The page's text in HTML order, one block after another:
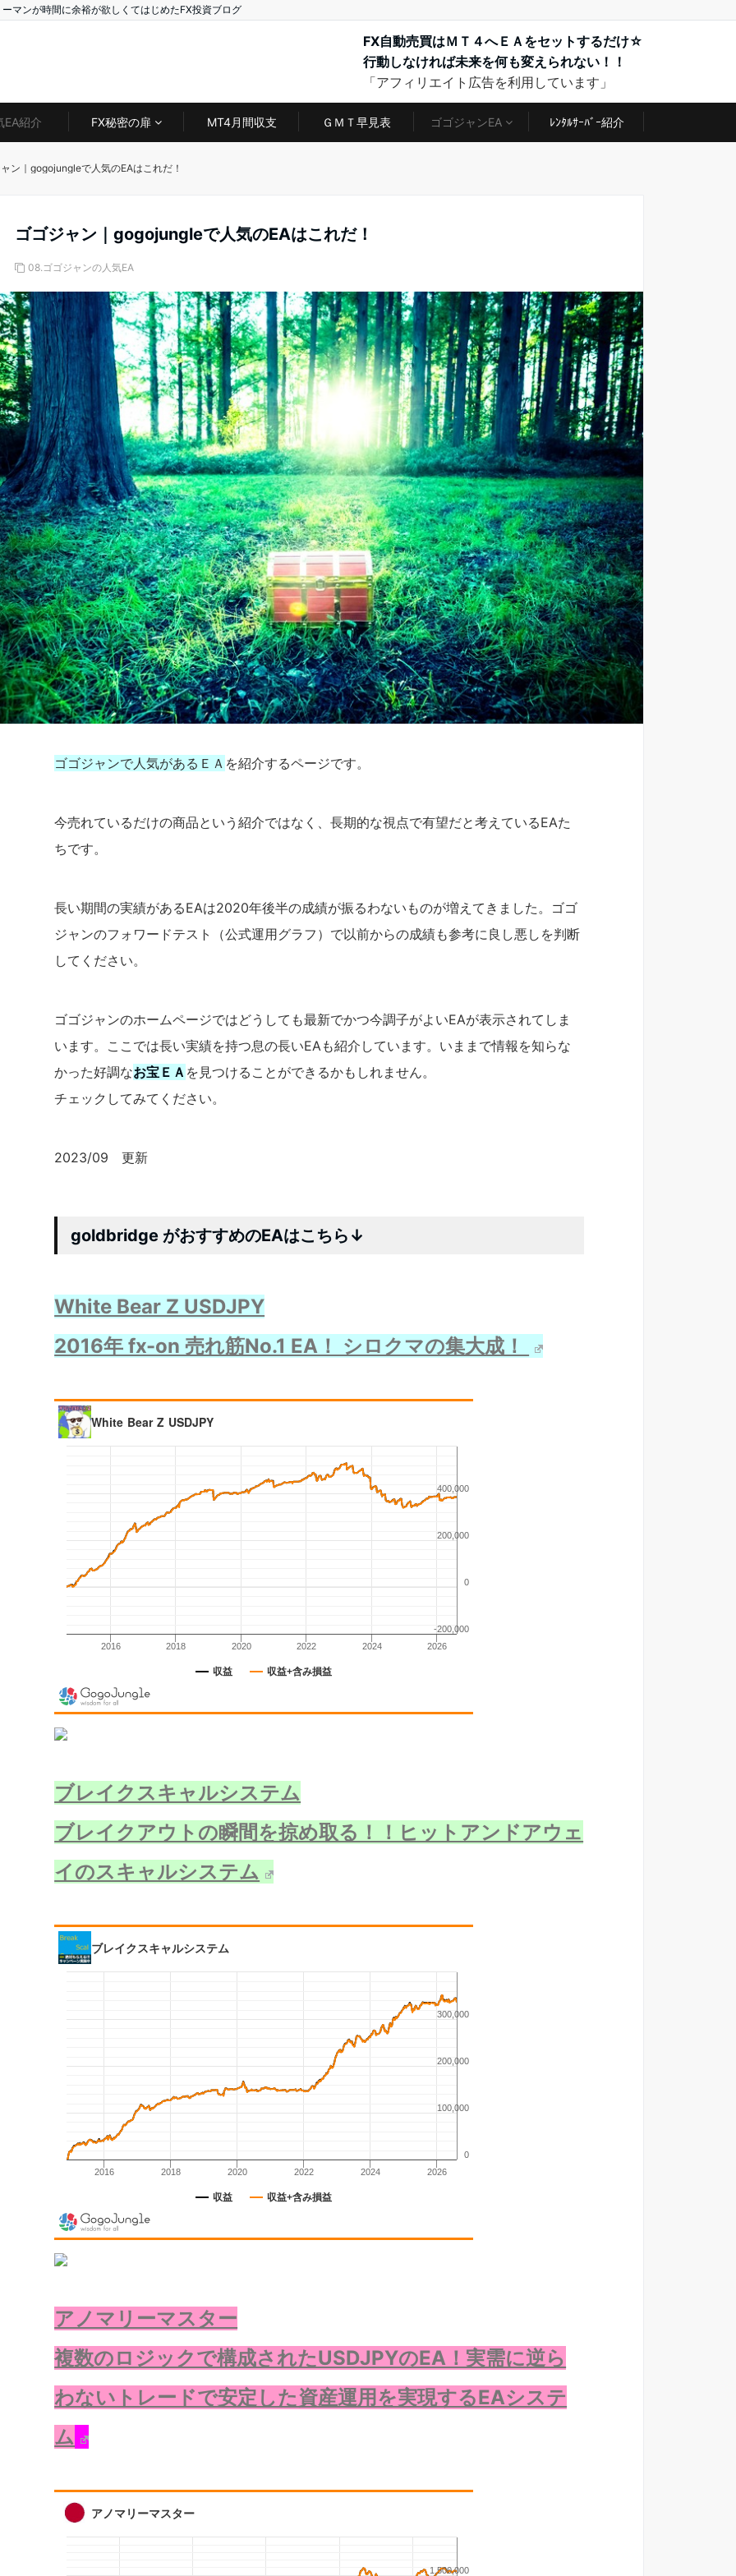
マンが時間に余裕が欲しくてはじめたFX投資ブログ
FX自動売買はＭＴ４へＥＡをセットするだけ☆
行動しなければ未来を何も変えられない！！
「アフィリエイト広告を利用しています」
EA紹介 FX秘密の扉 MT4月間収支 ＧＭＴ早見表 ゴゴジャンEA ﾚﾝﾀﾙｻｰﾊﾞｰ紹介
ン｜gogojungleで人気のEAはこれだ！
ゴゴジャン｜gogojungleで人気のEAはこれだ！
08.ゴゴジャンの人気EA
ゴゴジャンで人気があるＥＡ を紹介するページです。
今売れているだけの商品という紹介ではなく、長期的な視点で有望だと考えているEAた
ちです。
長い期間の実績があるEAは2020年後半の成績が振るわないものが増えてきました。ゴゴ
ジャンのフォワードテスト（公式運用グラフ）で以前からの成績も参考に良し悪しを判断
してください。
ゴゴジャンのホームページではどうしても最新でかつ今調子がよいEAが表示されてしま
います。ここでは長い実績を持つ息の長いEAも紹介しています。いままで情報を知らな
かった好調なお宝ＥＡ を見つけることができるかもしれません。
チェックしてみてください。
2023/09 更新
goldbridge がおすすめのEAはこちら↓
White Bear Z USDJPY
2016年 fx-on 売れ筋No.1 EA！ シロクマの集大成！
ブレイクスキャルシステム
ブレイクアウトの瞬間を掠め取る！！ヒットアンドアウェ
イのスキャルシステム
アノマリーマスター
複数のロジックで構成されたUSDJPYのEA！実需に逆ら
わないトレードで安定した資産運用を実現するEAシステ
ム